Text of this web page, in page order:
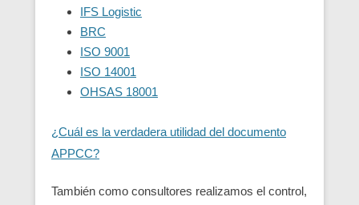
IFS Logistic
BRC
ISO 9001
ISO 14001
OHSAS 18001
¿Cuál es la verdadera utilidad del documento
APPCC?
También como consultores realizamos el control,